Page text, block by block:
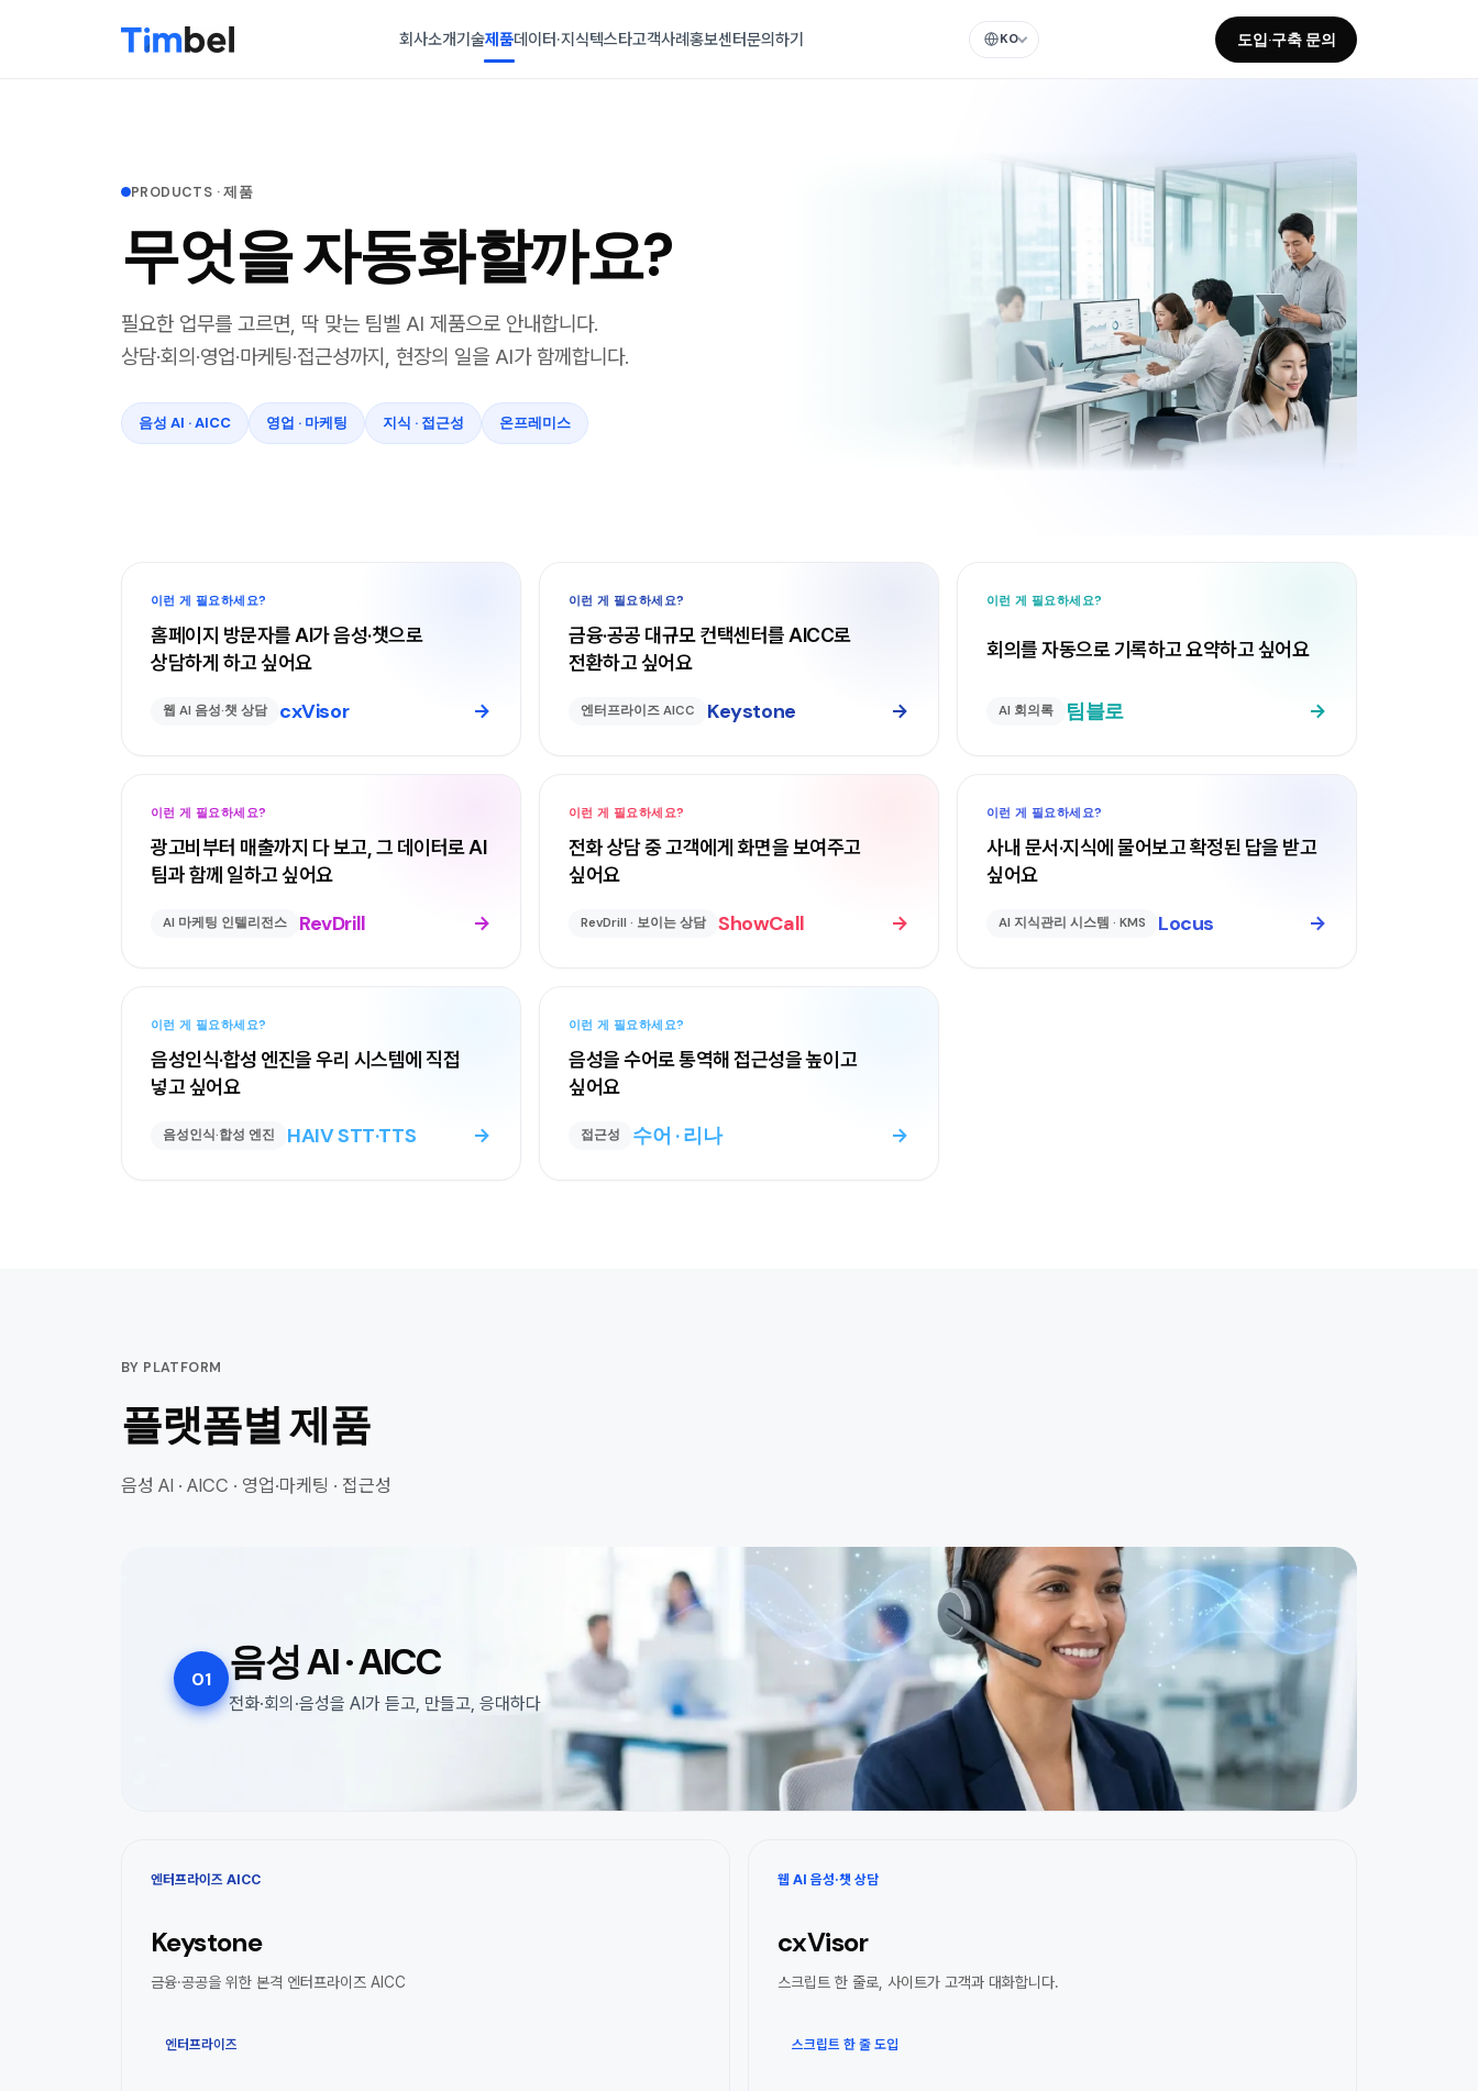
회사소개기술제품데이터·지식텍스타고객사례홍보센터문의하기 KO 도입·구축 문의
PRODUCTS · 제품
무엇을 자동화할까요?
필요한 업무를 고르면, 딱 맞는 팀벨 AI 제품으로 안내합니다.
상담·회의·영업·마케팅·접근성까지, 현장의 일을 AI가 함께합니다.
음성 AI · AICC 영업 · 마케팅 지식 · 접근성 온프레미스
이런 게 필요하세요?
홈페이지 방문자를 AI가 음성·챗으로
상담하게 하고 싶어요
웹 AI 음성·챗 상담 cxVisor →
이런 게 필요하세요?
금융·공공 대규모 컨택센터를 AICC로
전환하고 싶어요
엔터프라이즈 AICC Keystone →
이런 게 필요하세요?
회의를 자동으로 기록하고 요약하고 싶어요
AI 회의록 팀블로 →
이런 게 필요하세요?
광고비부터 매출까지 다 보고, 그 데이터로 AI
팀과 함께 일하고 싶어요
AI 마케팅 인텔리전스 RevDrill →
이런 게 필요하세요?
전화 상담 중 고객에게 화면을 보여주고
싶어요
RevDrill · 보이는 상담 ShowCall →
이런 게 필요하세요?
사내 문서·지식에 물어보고 확정된 답을 받고
싶어요
AI 지식관리 시스템 · KMS Locus →
이런 게 필요하세요?
음성인식·합성 엔진을 우리 시스템에 직접
넣고 싶어요
음성인식·합성 엔진 HAIV STT·TTS →
이런 게 필요하세요?
음성을 수어로 통역해 접근성을 높이고
싶어요
접근성 수어 · 리나 →
BY PLATFORM
플랫폼별 제품
음성 AI · AICC · 영업·마케팅 · 접근성
01 음성 AI · AICC
전화·회의·음성을 AI가 듣고, 만들고, 응대하다
엔터프라이즈 AICC
Keystone
금융·공공을 위한 본격 엔터프라이즈 AICC
엔터프라이즈
웹 AI 음성·챗 상담
cxVisor
스크립트 한 줄로, 사이트가 고객과 대화합니다.
스크립트 한 줄 도입